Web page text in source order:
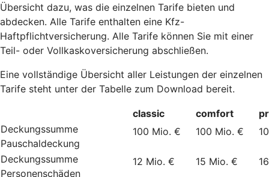
Übersicht dazu, was die einzelnen Tarife bieten und
abdecken. Alle Tarife enthalten eine Kfz-
Haftpflichtversicherung. Alle Tarife können Sie mit einer
Teil- oder Vollkaskoversicherung abschließen.
Eine vollständige Übersicht aller Leistungen der einzelnen
Tarife steht unter der Tabelle zum Download bereit.
classic comfort
Deckungssumme
Pauschaldeckung
100 Mio. € 100 Mio. €
Deckungssumme
Personenschäden
12 Mio. € 15 Mio. €